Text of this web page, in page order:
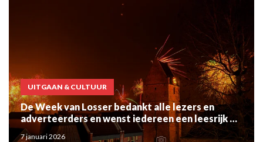
UITGAAN & CULTUUR
De Week van Losser bedankt alle lezers en
adverteerders en wenst iedereen een leesrijk en
gelukkig 2026
7 januari 2026